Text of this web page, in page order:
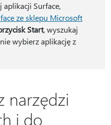
aplikacji Surface,
ze sklepu Microsoft
Start, wyszukaj
wybierz aplikację z
narzędzi
i do